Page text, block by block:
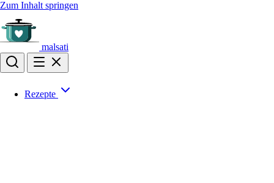
Zum Inhalt springen
malsati
Rezepte